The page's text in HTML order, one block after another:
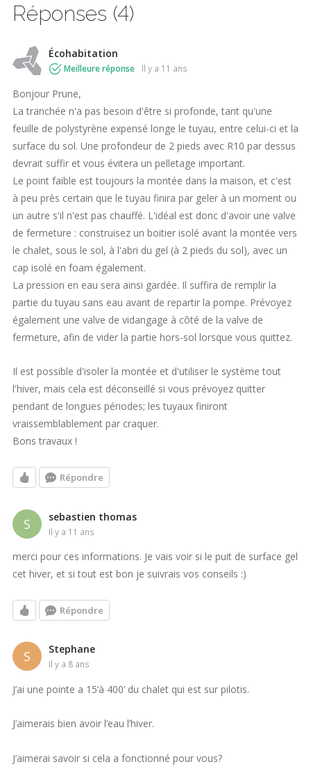
Réponses (4)
Écohabitation
Meilleure réponse il y a 11 ans
Bonjour Prune,
La tranchée n'a pas besoin d'être si profonde, tant qu'une
feuille de polystyrène expensé longe le tuyau, entre celui-ci et la
surface du sol. Une profondeur de 2 pieds avec R10 par dessus
devrait suffir et vous évitera un pelletage important.
Le point faible est toujours la montée dans la maison, et c'est
à peu près certain que le tuyau finira par geler à un moment ou
un autre s'il n'est pas chauffé. L'idéal est donc d'avoir une valve
de fermeture : construisez un boitier isolé avant la montée vers
le chalet, sous le sol, à l'abri du gel (à 2 pieds du sol), avec un
cap isolé en foam également.
La pression en eau sera ainsi gardée. Il suffira de remplir la
partie du tuyau sans eau avant de repartir la pompe. Prévoyez
également une valve de vidangage à côté de la valve de
fermeture, afin de vider la partie hors-sol lorsque vous quittez.
Il est possible d'isoler la montée et d'utiliser le système tout
l'hiver, mais cela est déconseillé si vous prévoyez quitter
pendant de longues périodes; les tuyaux finiront
vraissemblablement par craquer.
Bons travaux !
Répondre
S sebastien thomas
il y a 11 ans
merci pour ces informations. Je vais voir si le puit de surface gel
cet hiver, et si tout est bon je suivrais vos conseils :)
Répondre
S Stephane
il y a 8 ans
J’ai une pointe a 15’à 400’ du chalet qui est sur pilotis.
J’aimerais bien avoir l’eau l’hiver.
J’aimerai savoir si cela a fonctionné pour vous?